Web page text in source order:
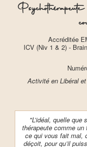
Accréditée
ICV (Niv 1 & 2) -
Activité en Libéral
"L’idéal, quelle
thérapeute comme
ce qui vous fait mal,
déçoit, pour qu’il